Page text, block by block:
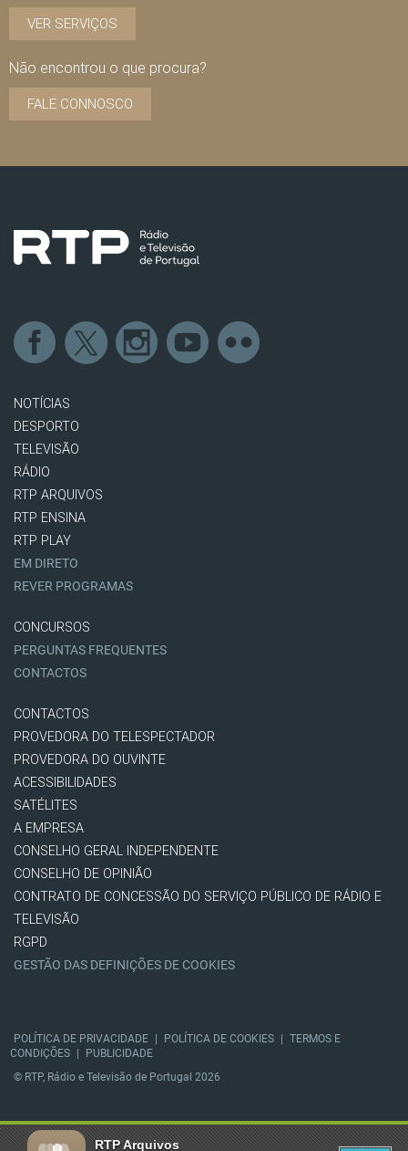
VER SERVIÇOS
Não encontrou o que procura?
FALE CONNOSCO
NOTÍCIAS
DESPORTO
TELEVISÃO
RÁDIO
RTP ARQUIVOS
RTP ENSINA
RTP PLAY
EM DIRETO
REVER PROGRAMAS
CONCURSOS
PERGUNTAS FREQUENTES
CONTACTOS
CONTACTOS
PROVEDORA DO TELESPECTADOR
PROVEDORA DO OUVINTE
ACESSIBILIDADES
SATÉLITES
A EMPRESA
CONSELHO GERAL INDEPENDENTE
CONSELHO DE OPINIÃO
CONTRATO DE CONCESSÃO DO SERVIÇO PÚBLICO DE RÁDIO E
TELEVISÃO
RGPD
GESTÃO DAS DEFINIÇÕES DE COOKIES
POLÍTICA DE PRIVACIDADE POLÍTICA DE COOKIES
TERMOS E
CONDIÇÕES
PUBLICIDADE
© RTP, Rádio e Televisão de Portugal 2026
RTP Arquivos